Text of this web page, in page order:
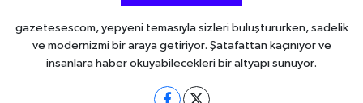
gazetesescom, yepyeni temasıyla sizleri buluştururken, sadelik
ve modernizmi bir araya getiriyor. Şatafattan kaçınıyor ve
insanlara haber okuyabilecekleri bir altyapı sunuyor.